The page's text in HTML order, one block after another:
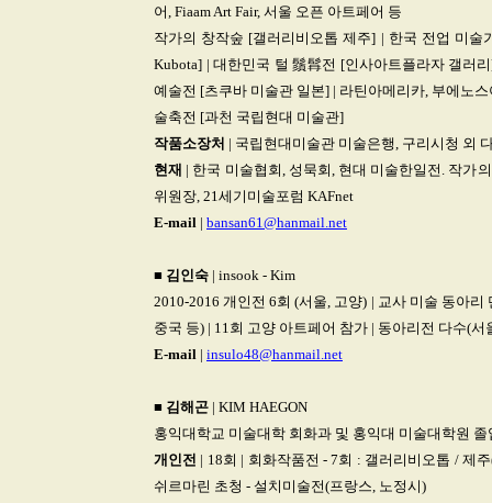
어, Fiaam Art Fair, 서울 오픈 아트페어 등
작가의 창작숲 [갤러리비오톱 제주] | 한국 전업 미
Kubota] | 대한민국 털 鬚髥전 [인사아트플라자 갤러
예술전 [츠쿠바 미술관 일본] | 라틴아메리카, 부에노
술축전 [과천 국립현대 미술관]
작품소장처 | 국립현대미술관 미술은행, 구리시청 외
현재 | 한국 미술협회, 성묵회, 현대 미술한일전. 작가
위원장, 21세기미술포럼 KAFnet
E-mail | bansan61@hanmail.net
■ 김인숙 | insook - Kim
2010-2016 개인전 6회 (서울, 고양) | 교사 미술 동아
중국 등) | 11회 고양 아트페어 참가 | 동아리전 다수(
E-mail | insulo48@hanmail.net
■ 김해곤 | KIM HAEGON
홍익대학교 미술대학 회화과 및 홍익대 미술대학원 졸
개인전 | 18회 | 회화작품전 - 7회 : 갤러리비오톱 / 제
쉬르마린 초청 - 설치미술전(프랑스, 노정시)